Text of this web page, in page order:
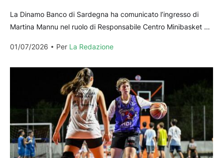
La Dinamo Banco di Sardegna ha comunicato l’ingresso di
Martina Mannu nel ruolo di Responsabile Centro Minibasket e
rispettivamente responsabile tecnico del...
01/07/2026 Per La Redazione